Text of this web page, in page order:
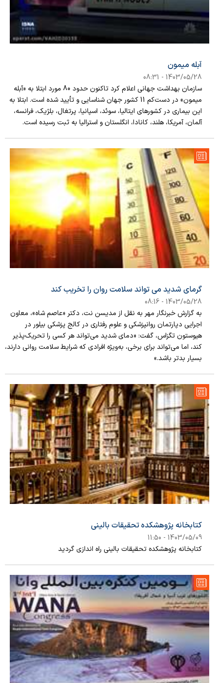
آبله میمون
1403/05/28 - 08:31
سازمان بهداشت جهانی اعلام کرد تاکنون حدود 80 مورد ابتلا به «آبله
میمون» در دست‌کم 11 کشور جهان شناسایی و تأیید شده است. ابتلا به
این بیماری در کشورهای ایتالیا، سوئد، اسپانیا، پرتغال، بلژیک، فرانسه،
آلمان، آمریکا، هلند، کانادا، انگلستان و استرالیا به ثبت رسیده است.
گرمای شدید می تواند سلامت روان را تخریب کند
1403/05/28 - 08:16
به گزارش خبرنگار مهر به نقل از مدیسن نت، دکتر «عاصم شاه»، معاون
اجرایی دپارتمان روانپزشکی و علوم رفتاری در کالج پزشکی بیلور در
هیوستون تگزاس، گفت: «دمای شدید می‌تواند هر کسی را تحریک‌پذیر
کند، اما می‌تواند برای برخی، به‌ویژه افرادی که شرایط سلامت روانی دارند،
بسیار بدتر باشد.»
کتابخانه پژوهشکده تحقیقات بالینی
1403/05/09 - 11:50
کتابخانه پژوهشکده تحقیقات بالینی راه اندازی گردید